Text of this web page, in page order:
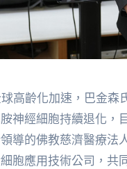
高齡化加速，巴金
神經細胞持續退化，
導的佛教慈濟醫療法
胞應用技術公司，共